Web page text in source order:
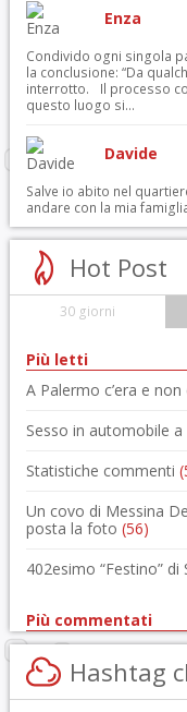
Enza
Condivido ogni singola
la conclusione: “Da
interrotto. Il processo
questo luogo si...
Davide
Salve io abito nel
andare con la mia
Hot Post
30 giorni
Più letti
A Palermo c’era e non
Sesso in automobile
Statistiche commenti
Un covo di Messina
posta la foto (56)
402esimo “Festino” di
Più commentati
Hashtag